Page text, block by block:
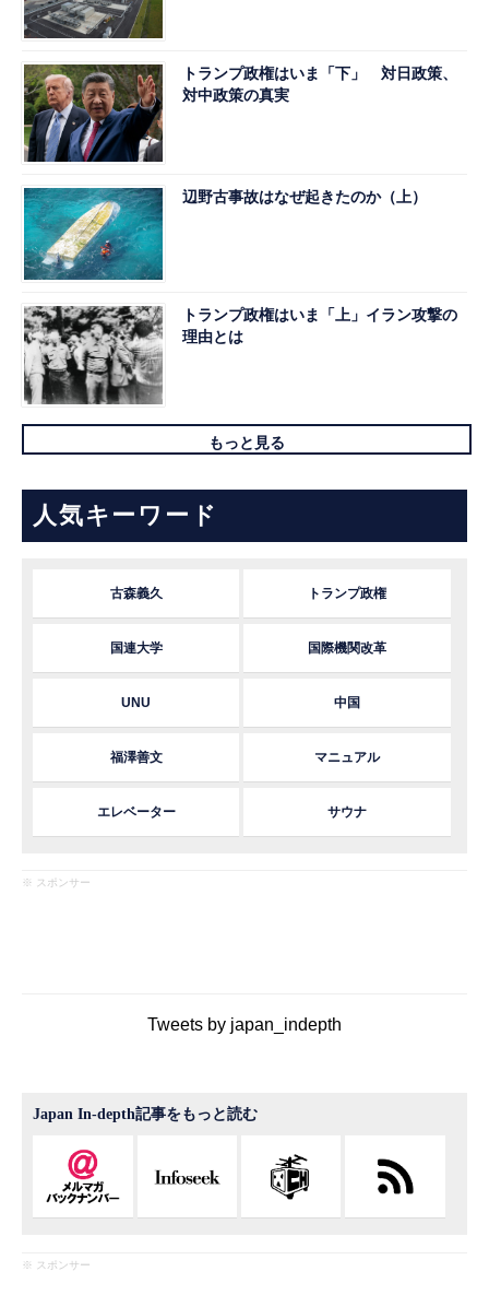
トランプ政権はいま「下」 対日政策、
対中政策の真実
辺野古事故はなぜ起きたのか（上）
トランプ政権はいま「上」イラン攻撃の
理由とは
もっと見る
人気キーワード
古森義久 トランプ政権
国連大学 国際機関改革
UNU 中国
福澤善文 マニュアル
エレベーター サウナ
※ スポンサー
Tweets by japan_indepth
Japan In-depth記事をもっと読む
※ スポンサー